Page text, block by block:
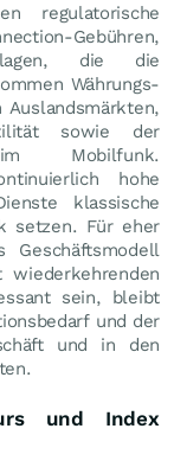
regulatorische
Gebühren,
die die
Währungs-
sowie der
Mobilfunk.
hohe
klassische
setzen. Für eher
sein, bleibt
und der
und in den
und Index